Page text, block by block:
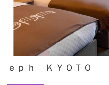
ｅｐｈ ＫＹＯＴＯ